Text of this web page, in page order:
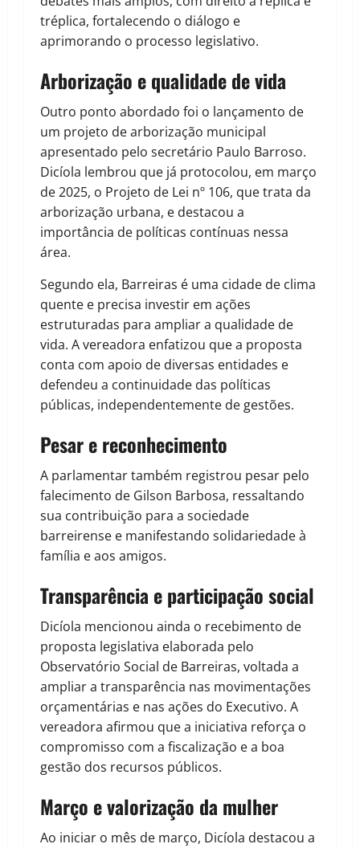
tréplica, fortalecendo o diálogo e
aprimorando o processo legislativo.
Arborização e qualidade de vida
Outro ponto abordado foi o lançamento de
um projeto de arborização municipal
apresentado pelo secretário Paulo Barroso.
Dicíola lembrou que já protocolou, em março
de 2025, o Projeto de Lei nº 106, que trata da
arborização urbana, e destacou a
importância de políticas contínuas nessa
área.
Segundo ela, Barreiras é uma cidade de clima
quente e precisa investir em ações
estruturadas para ampliar a qualidade de
vida. A vereadora enfatizou que a proposta
conta com apoio de diversas entidades e
defendeu a continuidade das políticas
públicas, independentemente de gestões.
Pesar e reconhecimento
A parlamentar também registrou pesar pelo
falecimento de Gilson Barbosa, ressaltando
sua contribuição para a sociedade
barreirense e manifestando solidariedade à
família e aos amigos.
Transparência e participação social
Dicíola mencionou ainda o recebimento de
proposta legislativa elaborada pelo
Observatório Social de Barreiras, voltada a
ampliar a transparência nas movimentações
orçamentárias e nas ações do Executivo. A
vereadora afirmou que a iniciativa reforça o
compromisso com a fiscalização e a boa
gestão dos recursos públicos.
Março e valorização da mulher
Ao iniciar o mês de março, Dicíola destacou a